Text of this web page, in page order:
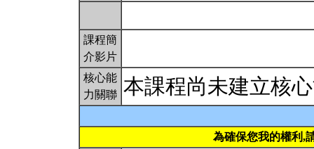
課程簡
介影片
核心能
力關聯 本課程尚未建立核
為確保您我的權利,